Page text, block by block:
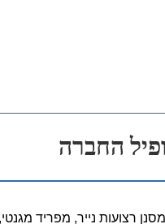
החברה